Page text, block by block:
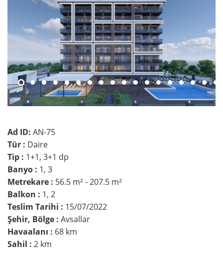
Ad ID: AN-75
Tür : Daire
Tip : 1+1, 3+1 dp
Banyo : 1, 3
Metrekare : 56.5 m² - 207.5 m²
Balkon : 1, 2
Teslim Tarihi : 15/07/2022
Şehir, Bölge : Avsallar
Havaalanı : 68 km
Sahil : 2 km